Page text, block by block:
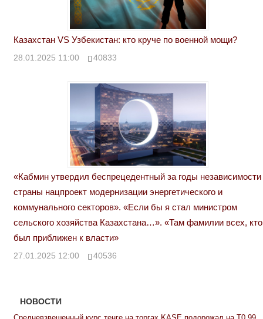
Казахстан VS Узбекистан: кто круче по военной мощи?
28.01.2025 11:00 40833
«Кабмин утвердил беспрецедентный за годы независимости
страны нацпроект модернизации энергетического и
коммунального секторов». «Если бы я стал министром
сельского хозяйства Казахстана…». «Там фамилии всех, кто
был приближен к власти»
27.01.2025 12:00 40536
НОВОСТИ